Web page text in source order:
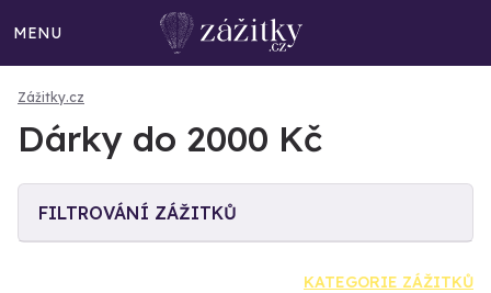
MENU
Zážitky.cz
Dárky do 2000 Kč
FILTROVÁNÍ ZÁŽITKŮ
KATEGORIE ZÁŽITKŮ